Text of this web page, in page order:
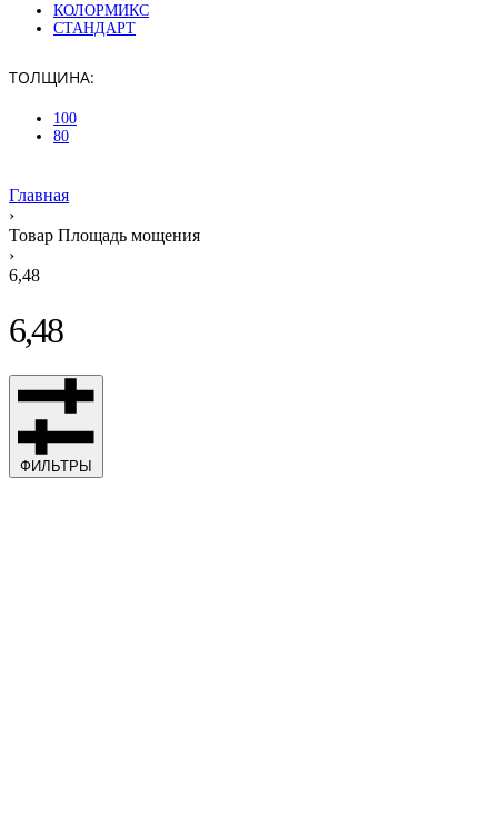
КОЛОРМИКС
СТАНДАРТ
ТОЛЩИНА:
100
80
Главная
›
Товар Площадь мощения
›
6,48
6,48
ФИЛЬТРЫ